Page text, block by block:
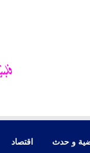
و حدث اقتصاد